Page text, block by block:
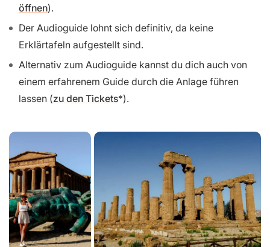
öffnen).
Der Audioguide lohnt sich definitiv, da keine
Erklärtafeln aufgestellt sind.
Alternativ zum Audioguide kannst du dich auch von
einem erfahrenem Guide durch die Anlage führen
lassen (zu den Tickets ).